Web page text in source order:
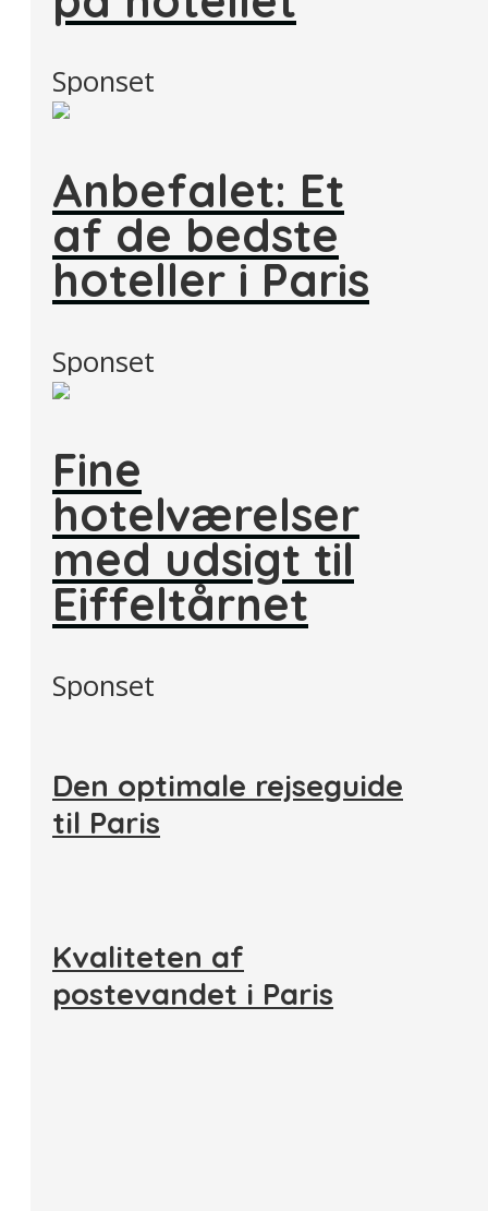
Sponset
Anbefalet: Et
af de bedste
hoteller i Paris
Sponset
Fine
hotelværelser
med udsigt til
Eiffeltårnet
Sponset
Den optimale rejseguide
til Paris
Kvaliteten af
postevandet i Paris